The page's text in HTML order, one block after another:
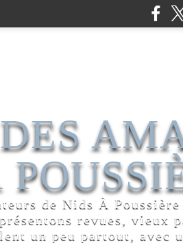
de Nids À
revues, vieux
un peu partout, avec